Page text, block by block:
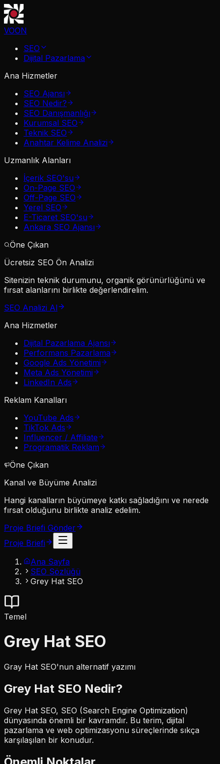
VOON
SEO
Dijital Pazarlama
Ana Hizmetler
SEO Ajansı
SEO Nedir?
SEO Danışmanlığı
Kurumsal SEO
Teknik SEO
Anahtar Kelime Analizi
Uzmanlık Alanları
İçerik SEO'su
On-Page SEO
Off-Page SEO
Yerel SEO
E-Ticaret SEO'su
Ankara SEO Ajansı
Öne Çıkan
Ücretsiz SEO Ön Analizi
Sitenizin teknik durumunu, organik görünürlüğünü ve
fırsat alanlarını birlikte değerlendirelim.
SEO Analizi Al
Ana Hizmetler
Dijital Pazarlama Ajansı
Performans Pazarlama
Google Ads Yönetimi
Meta Ads Yönetimi
LinkedIn Ads
Reklam Kanalları
YouTube Ads
TikTok Ads
Influencer / Affiliate
Programatik Reklam
Öne Çıkan
Kanal ve Büyüme Analizi
Hangi kanalların büyümeye katkı sağladığını ve nerede
fırsat olduğunu birlikte analiz edelim.
Proje Briefi Gönder
Proje Briefi
Ana Sayfa
SEO Sözlüğü
Grey Hat SEO
Temel
Grey Hat SEO
Gray Hat SEO'nun alternatif yazımı
Grey Hat SEO Nedir?
Grey Hat SEO, SEO (Search Engine Optimization)
dünyasında önemli bir kavramdır. Bu terim, dijital
pazarlama ve web optimizasyonu süreçlerinde sıkça
karşılaşılan bir konudur.